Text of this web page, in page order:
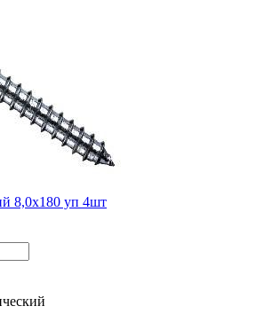
8,0х180 уп 4шт